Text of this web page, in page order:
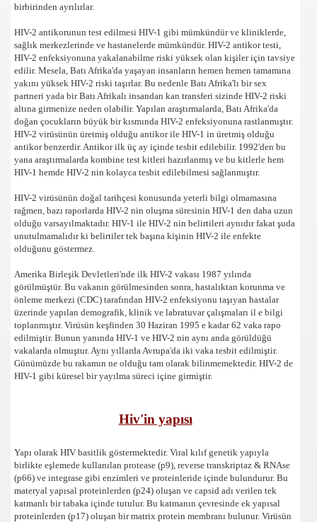
birbirinden ayrılırlar.
HIV-2 antikorunun test edilmesi HIV-1 gibi mümkündür ve kliniklerde,
sağlık merkezlerinde ve hastanelerde mümkündür. HIV-2 antikor testi,
HIV-2 enfeksiyonuna yakalanabilme riski yüksek olan kişiler için tavsiye
edilir. Mesela, Batı Afrika'da yaşayan insanların hemen hemen tamamına
yakını yüksek HIV-2 riski taşırlar. Bu nedenle Batı Afrika'lı bir sex
partneri yada bir Batı Afrikalı insandan kan transferi sizinde HIV-2 riski
altına girmenize neden olabilir. Yapılan araştırmalarda, Batı Afrika'da
doğan çocukların büyük bir kısmında HIV-2 enfeksiyonuna rastlanmıştır.
HIV-2 virüsünün üretmiş olduğu antikor ile HIV-1 in üretmiş olduğu
antikor benzerdir. Antikor ilk üç ay içinde tesbit edilebilir. 1992'den bu
yana araştırmalarda kombine test kitleri hazırlanmış ve bu kitlerle hem
HIV-1 hemde HIV-2 nin kolayca tesbit edilebilmesi sağlanmıştır.
HIV-2 virüsünün doğal tarihçesi konusunda yeterli bilgi olmamasına
rağmen, bazı raporlarda HIV-2 nin oluşma süresinin HIV-1 den daha uzun
olduğu varsayılmaktadır. HIV-1 ile HIV-2 nin belirtileri aynıdır fakat şuda
unutulmamalıdır ki belirtiler tek başına kişinin HIV-2 ile enfekte
olduğunu göstermez.
Amerika Birleşik Devletleri'nde ilk HIV-2 vakası 1987 yılında
görülmüştür. Bu vakanın görülmesinden sonra, hastalıktan korunma ve
önleme merkezi (CDC) tarafından HIV-2 enfeksiyonu taşıyan hastalar
üzerinde yapılan demografik, klinik ve labratuvar çalışmaları il e bilgi
toplanmıştır. Virüsün keşfinden 30 Haziran 1995 e kadar 62 vaka rapo
edilmiştir. Bunun yanında HIV-1 ve HIV-2 nin aynı anda görüldüğü
vakalarda olmuştur. Aynı yıllarda Avrupa'da iki vaka tesbit edilmiştir.
Günümüzde bu rakamın ne olduğu tam olarak bilinmemektedir. HIV-2 de
HIV-1 gibi küresel bir yayılma süreci içine girmiştir.
Hiv'in yapısı
Yapı olarak HIV basitlik göstermektedir. Viral kılıf genetik yapıyla
birlikte eşlemede kullanılan protease (p9), reverse transkriptaz & RNAse
(p66) ve integrase gibi enzimleri ve proteinleride içinde bulundurur. Bu
materyal yapısal proteinlerden (p24) oluşan ve capsid adı verilen tek
katmanlı bir tabaka içinde tutulur. Bu katmanın çevresinde ek yapısal
proteinlerden (p17) oluşan bir matrix protein membranı bulunur. Virüsün